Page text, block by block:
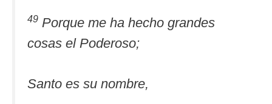
49 Porque me ha hecho grandes
cosas el Poderoso;
Santo es su nombre,